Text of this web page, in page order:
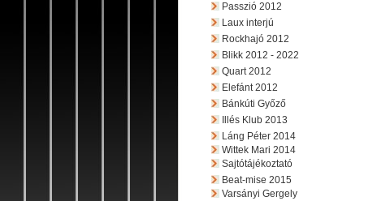
Passzió 2012
Laux interjú
Rockhajó 2012
Blikk 2012 - 2022
Quart 2012
Elefánt 2012
Bánkúti Győző
Illés Klub 2013
Láng Péter 2014
Wittek Mari 2014
Sajtótájékoztató
Beat-mise 2015
Varsányi Gergely